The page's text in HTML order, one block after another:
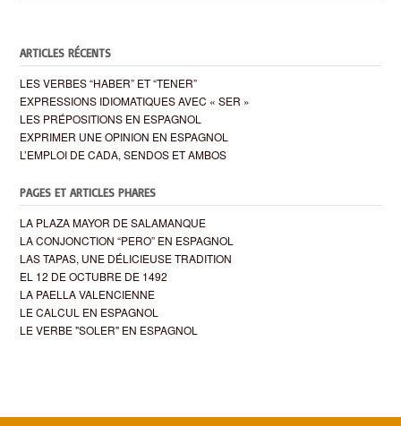
ARTICLES RÉCENTS
LES VERBES “HABER” ET “TENER”
EXPRESSIONS IDIOMATIQUES AVEC « SER »
LES PRÉPOSITIONS EN ESPAGNOL
EXPRIMER UNE OPINION EN ESPAGNOL
L’EMPLOI DE CADA, SENDOS ET AMBOS
PAGES ET ARTICLES PHARES
LA PLAZA MAYOR DE SALAMANQUE
LA CONJONCTION “PERO” EN ESPAGNOL
LAS TAPAS, UNE DÉLICIEUSE TRADITION
EL 12 DE OCTUBRE DE 1492
LA PAELLA VALENCIENNE
LE CALCUL EN ESPAGNOL
LE VERBE "SOLER" EN ESPAGNOL